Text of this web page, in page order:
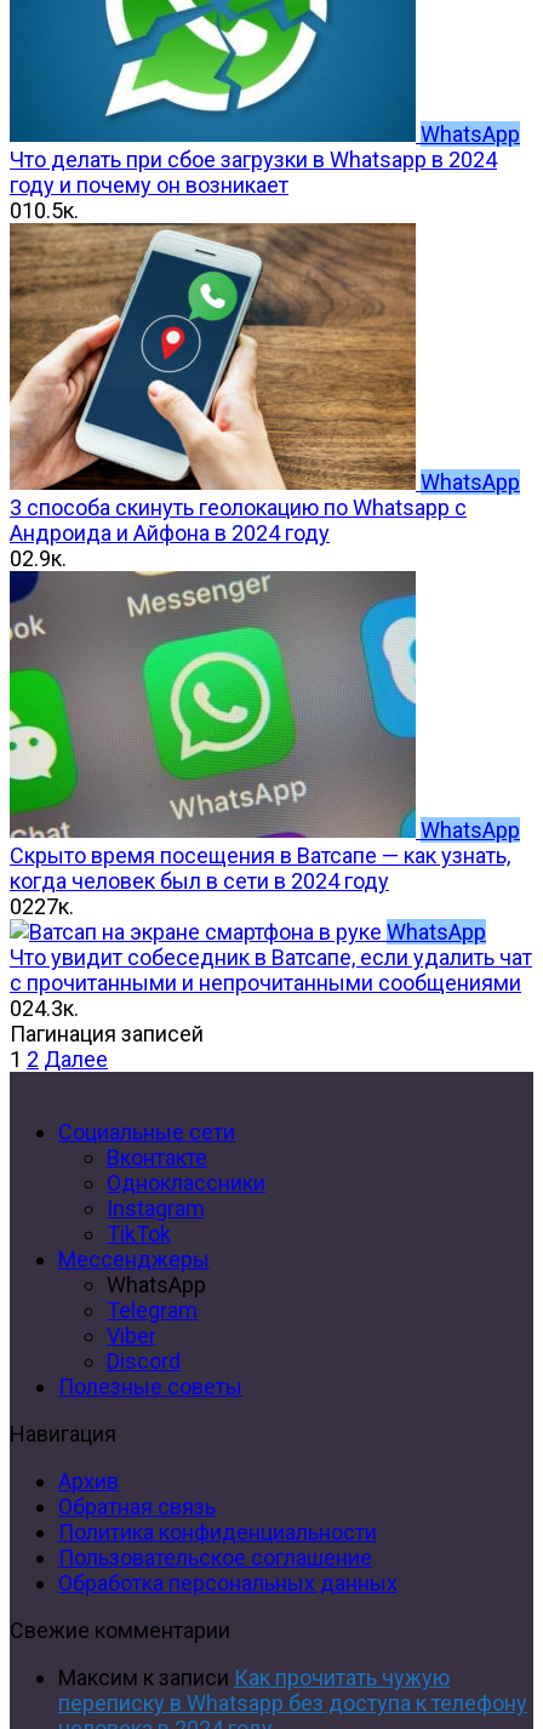
WhatsApp
Что делать при сбое загрузки в Whatsapp в 2024
году и почему он возникает
010.5к.
WhatsApp
3 способа скинуть геолокацию по Whatsapp с
Андроида и Айфона в 2024 году
02.9к.
WhatsApp
Скрыто время посещения в Ватсапе — как узнать,
когда человек был в сети в 2024 году
0227к.
WhatsApp
Что увидит собеседник в Ватсапе, если удалить чат
с прочитанными и непрочитанными сообщениями
024.3к.
Пагинация записей
1 2 Далее
Социальные сети
Вконтакте
Одноклассники
Instagram
TikTok
Мессенджеры
WhatsApp
Telegram
Viber
Discord
Полезные советы
Навигация
Архив
Обратная связь
Политика конфиденциальности
Пользовательское соглашение
Обработка персональных данных
Свежие комментарии
Максим к записи Как прочитать чужую
переписку в Whatsapp без доступа к телефону